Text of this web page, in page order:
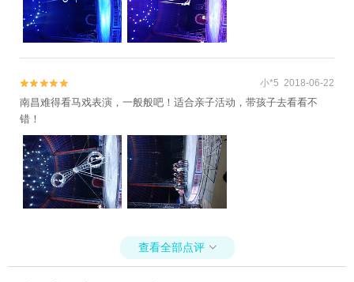

 小*5 2018-06-22
南昌难得看马戏表演，一般般吧！适合亲子活动，带孩子去看看不
错！
查看全部点评 